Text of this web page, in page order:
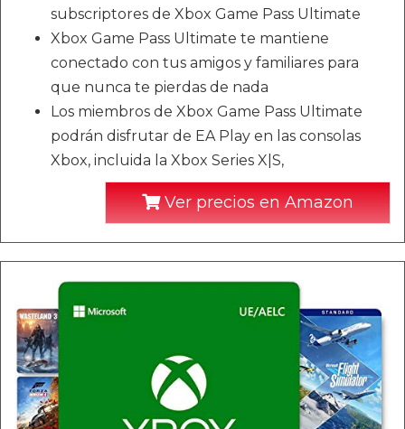
subscriptores de Xbox Game Pass Ultimate
Xbox Game Pass Ultimate te mantiene
conectado con tus amigos y familiares para
que nunca te pierdas de nada
Los miembros de Xbox Game Pass Ultimate
podrán disfrutar de EA Play en las consolas
Xbox, incluida la Xbox Series X|S,
Ver precios en Amazon